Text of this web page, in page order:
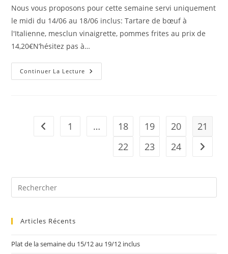
Nous vous proposons pour cette semaine servi uniquement
le midi du 14/06 au 18/06 inclus: Tartare de bœuf à
l'Italienne, mesclun vinaigrette, pommes frites au prix de
14,20€N’hésitez pas à…
Continuer La Lecture
1 … 18 19 20
21
22
23 24
Articles Récents
Plat de la semaine du 15/12 au 19/12 inclus